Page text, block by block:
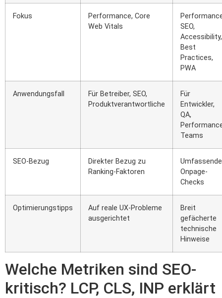
Fokus
Performance, Core
Web Vitals
SEO,
Accessibility,
Best
Practices,
PWA
Anwendungsfall
Für Betreiber, SEO,
Produktverantwortliche
Für
Entwickler,
QA,
Teams
SEO-Bezug
Direkter Bezug zu
Ranking-Faktoren
Umfassende
Onpage-
Checks
Optimierungstipps
Auf reale UX-Probleme
ausgerichtet
Breit
gefächerte
technische
Hinweise
Welche Metriken sind SEO-
kritisch? LCP, CLS, INP erklärt